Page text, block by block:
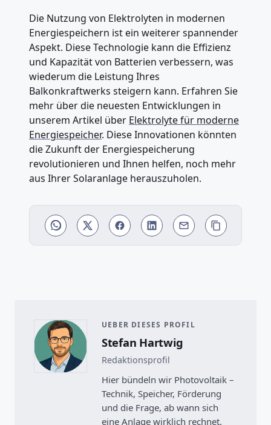
Die Nutzung von Elektrolyten in modernen
Energiespeichern ist ein weiterer spannender
Aspekt. Diese Technologie kann die Effizienz
und Kapazität von Batterien verbessern, was
wiederum die Leistung Ihres
Balkonkraftwerks steigern kann. Erfahren Sie
mehr über die neuesten Entwicklungen in
unserem Artikel über Elektrolyte für moderne
Energiespeicher. Diese Innovationen könnten
die Zukunft der Energiespeicherung
revolutionieren und Ihnen helfen, noch mehr
aus Ihrer Solaranlage herauszuholen.
UEBER DIESES PROFIL
Stefan Hartwig
Redaktionsprofil
Hier bündeln wir Photovoltaik –
Technik, Speicher, Förderung
und die Frage, ab wann sich
eine Anlage wirklich rechnet.